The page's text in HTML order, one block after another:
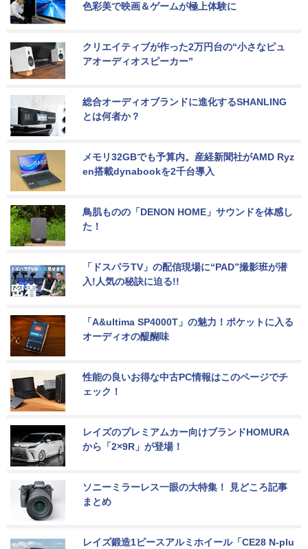
色彩美で映画＆ゲームが極上体験に
クリエイティブが作った2万円台の“小さなピュ
アオーディオスピーカー”
総合オーディオブランドに進化するSHANLING
とは何者か？
メモリ32GBでも予算内。産経新聞社がAMD Ryz
en搭載dynabookを2千台導入
鳥肌ものの「DENON HOME」サウンドを体感し
た！
「ドスパラTV」の配信現場に“PAD”撮影班が潜
入!人気の秘訣に迫る!!
「A&ultima SP4000T」の魅力！ポケットに入る
オーディオの醍醐味
性能の良いお得な中古PC情報はこのページでチ
ェック！
レイズのプレミアムカー向けブランドHOMURA
から「2×9R」が登場！
ソニーミラーレス一眼の大特集！ 見どころ記事
まとめ
レイズ鍛造1ピースアルミホイール「CE28 N-plu